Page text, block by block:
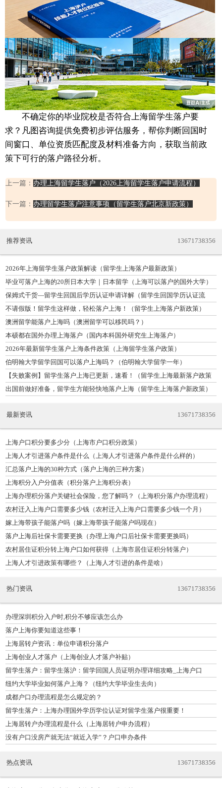
不确定你的毕业院校是否符合上海留学生落户要
求？凡图咨询提供免费初步评估服务，帮你判断回国时
间窗口、单位资质匹配度及材料准备方向，获取当前政
策下可行的落户路径分析。
上一篇： 办理上海留学生落户（2026上海留学生落户申请流程）
下一篇： 办理留学生落户注意事项（留学生落户北京新政策）
推荐资讯 13671738356
2026年上海留学生落户政策解读（留学生上海落户最新政策）
毕业可落户上海的20所日本大学｜日本留学（上海可以落户的国外大学）
保姆式干货—留学生回国后学历认证申请详解（留学生回国学历认证流
程）
不请假版！留学生这样做，轻松落户上海！（留学生上海落户新政策）
澳洲留学能落户上海吗（澳洲留学可以移民吗？）
本硕都在国外办理上海落户（国内本科国外研究生上海落户）
2026年最新留学生落户上海条件政策（上海留学生落户政策）
伯明翰大学留学回国可以落户上海吗？（伯明翰大学留学一年）
【失败案例】留学生落户上海已更新，速看！（留学生上海最新落户政策
解读）
出国前做好准备，留学生方能轻快地落户上海（留学生上海落户新政策）
最新资讯 13671738356
上海户口积分要多少分（上海市户口积分政策）
上海人才引进落户条件是什么（上海人才引进落户条件是什么样的）
汇总落户上海的30种方式（落户上海的三种方案）
上海积分入户分值表（积分落户上海积分表）
上海办理积分落户关键社会保险，您了解吗？（上海积分落户办理流程）
农村迁入上海户口需要多少钱（农村迁入上海户口需要多少钱一个月）
嫁上海带孩子能落户吗（嫁上海带孩子能落户吗现在）
落户上海后社保卡需要更换（办理上海户口后社保卡需要更换吗）
农村居住证积分转上海户口如何获得（上海市居住证积分转落户）
上海人才引进政策有哪些？（上海人才引进的条件是啥）
热门资讯 13671738356
办理深圳积分入户时,积分不够应该怎么办
落户上海你要知道这些事！
上海居转户资讯：单位申请积分落户
上海创业人才落户（上海创业人才落户补贴）
留学生落户：留学生落沪：留学回国人员证明办理详细攻略_上海户口
纽约大学毕业如何落户上海？（纽约大学毕业生去向）
成都户口办理流程是怎么规定的？
留学生落户：上海办理国外学历学位认证对留学生落户很重要！
上海居转户办理流程是什么（上海居转户申办流程）
没有户口没房产就无法“就近入学”？户口申办条件
热点资讯 13671738356